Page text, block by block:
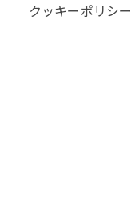
クッキーポリシー